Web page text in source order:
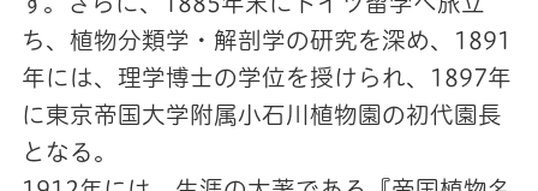
ち、植物分類学・解剖学の研究を深め、1891
年には、理学博士の学位を授けられ、1897年
に東京帝国大学附属小石川植物園の初代園長
となる。